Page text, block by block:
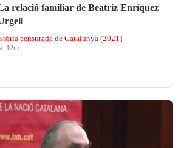
relació familiar de Beatriz Enríquez
censurada de Catalunya (2021)
12m